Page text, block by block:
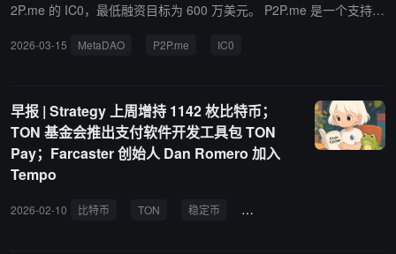
2P.me 的 IC0，最低融资目标为 600 万美元。 P2P.me 是一个支持加
se Ventures 参投的 200 万美元种子轮融资。值得注意的是，2 月
元）。
2026-03-15 MetaDAO P2P.me IC0
早报 | Strategy 上周增持 1142 枚比特币；
TON 基金会推出支付软件开发工具包 TON
Pay；Farcaster 创始人 Dan Romero 加入
Tempo
2026-02-10 比特币 TON 稳定币 Farcaster